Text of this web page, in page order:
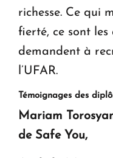
richesse. Ce qui
fierté, ce sont
demandent à
l’UFAR.
Témoignages des
Mariam
de Safe You,